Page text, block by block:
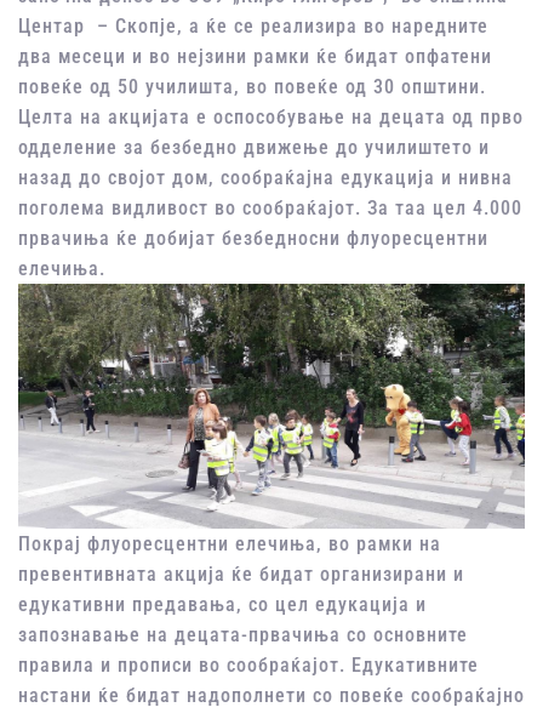
Центар – Скопје, а ќе се реализира во наредните
два месеци и во нејзини рамки ќе бидат опфатени
повеќе од 50 училишта, во повеќе од 30 општини.
Целта на акцијата е оспособување на децата од прво
одделение за безбедно движење до училиштето и
назад до својот дом, сообраќајна едукација и нивна
поголема видливост во сообраќајот. За таа цел 4.000
првачиња ќе добијат безбедносни флуоресцентни
елечиња.
Покрај флуоресцентни елечиња, во рамки на
превентивната акција ќе бидат организирани и
едукативни предавања, со цел едукација и
запознавање на децата-првачиња со основните
правила и прописи во сообраќајот. Едукативните
настани ќе бидат надополнети со повеќе сообраќајно